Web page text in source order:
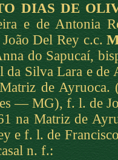
DIAS DE
e de Antonia
Del Rey c.c.
do Sapucaí,
Silva Lara e de
de
— MG), f. l. de
na Matriz de
e f. l. de
n. f.: